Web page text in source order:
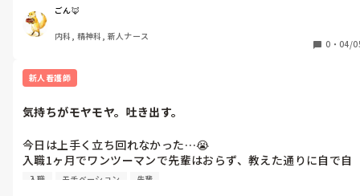
明日からはさ、またしつこいと思われるぐらいさ聞いて聞いて確
認してやっていけば良くない?
ヤバいやつ認定されるの怖いくて下手に質問もできない気持ちあ
るけど、何も聞けず分からないままやってる真似で半年経つ方が
怖くね?
よし、分からんことはガンガン聞いてこう。私できるか不安だけ
仕事中の失敗なんかでは自分の価値は揺らがない、私は大丈夫。
ごん🦊
内科, 精神科, 新人ナース
0 ・ 04/
新人看護師
気持ちがモヤモヤ。吐き出す。
今日は上手く立ち回れなかった…😭
入職1ヶ月でワンツーマンで先輩はおらず、教えた通りに自で自
立して動いてって感じで、同じ部屋もちの先輩は1人以上はつい
入職 モチベーション 先輩